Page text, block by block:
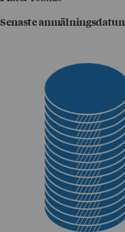
Senaste